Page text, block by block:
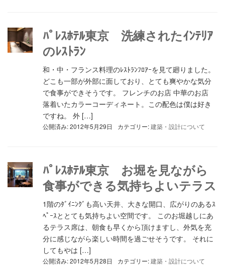
ﾊﾟﾚｽﾎﾃﾙ東京 洗練されたｲﾝﾃﾘｱ
のﾚｽﾄﾗﾝ
和・中・フランス料理のﾚｽﾄﾗﾝﾌﾛｱｰを見て廻りました。
どこも一部が外部に面しており、とても爽やかな気分
で食事ができそうです。 フレンチのお店 中華のお店
落着いたカラーコーディネート。この配色は僕は好き
ですね。 外 […]
公開済み: 2012年5月29日 カテゴリー:建築・設計について
ﾊﾟﾚｽﾎﾃﾙ東京 お堀を見ながら
食事ができる気持ちよいテラス
1階のﾀﾞｲﾆﾝｸﾞも高い天井、大きな開口、広がりのあるｽ
ﾍﾟｰｽととても気持ちよい空間です。 このお堀越しにあ
るテラス席は、朝食も早くから頂けますし、外気を充
分に感じながら楽しい時間を過ごせそうです。 それに
してもやは […]
公開済み: 2012年5月28日 カテゴリー:建築・設計について